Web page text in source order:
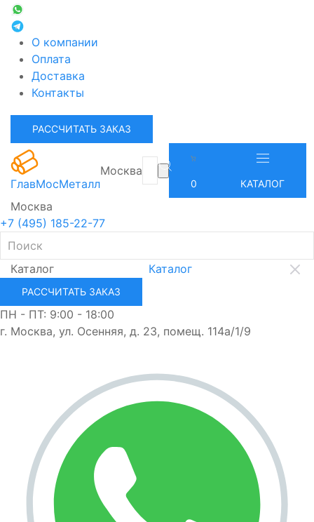
О компании
Оплата
Доставка
Контакты
РАССЧИТАТЬ ЗАКАЗ
ГлавМосМеталл
Москва
0 КАТАЛОГ
Москва
+7 (495) 185-22-77
Каталог Каталог
РАССЧИТАТЬ ЗАКАЗ
ПН - ПТ: 9:00 - 18:00
г. Москва, ул. Осенняя, д. 23, помещ. 114а/1/9